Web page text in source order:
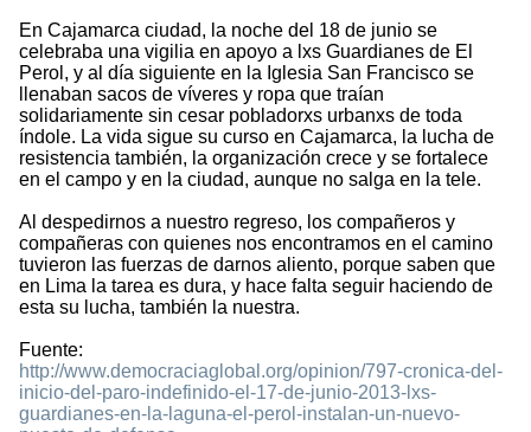
En Cajamarca ciudad, la noche del 18 de junio se
celebraba una vigilia en apoyo a lxs Guardianes de El
Perol, y al día siguiente en la Iglesia San Francisco se
llenaban sacos de víveres y ropa que traían
solidariamente sin cesar pobladorxs urbanxs de toda
índole. La vida sigue su curso en Cajamarca, la lucha de
resistencia también, la organización crece y se fortalece
en el campo y en la ciudad, aunque no salga en la tele.
Al despedirnos a nuestro regreso, los compañeros y
compañeras con quienes nos encontramos en el camino
tuvieron las fuerzas de darnos aliento, porque saben que
en Lima la tarea es dura, y hace falta seguir haciendo de
esta su lucha, también la nuestra.
Fuente:
http://www.democraciaglobal.org/opinion/797-cronica-del-
inicio-del-paro-indefinido-el-17-de-junio-2013-lxs-
guardianes-en-la-laguna-el-perol-instalan-un-nuevo-